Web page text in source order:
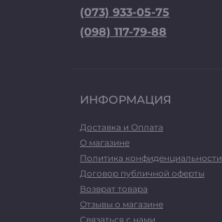
(073) 933-05-75
(098) 117-79-88
ИНФОРМАЦИЯ
Доставка и Оплата
О магазине
Политика конфиденциальности
Договор публичной оферты
Возврат товара
Отзывы о магазине
Связаться с нами